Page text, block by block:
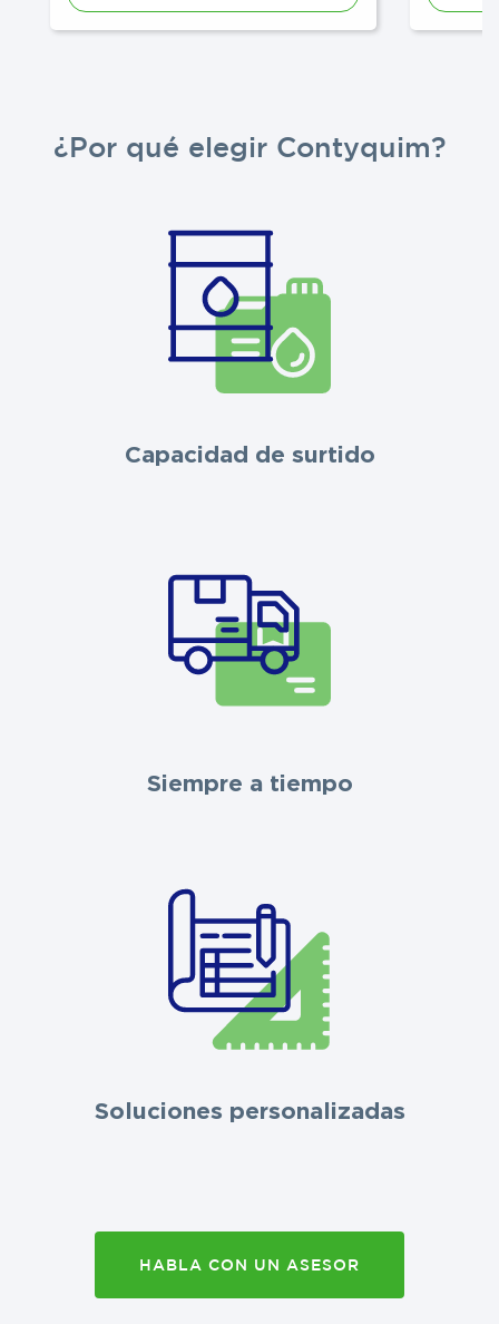
¿Por qué elegir Contyquim?
Capacidad de surtido
Siempre a tiempo
Soluciones personalizadas
HABLA CON UN ASESOR